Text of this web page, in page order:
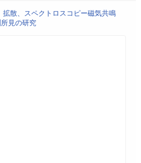
拡散、スペクトロスコピー磁気共鳴
見の研究